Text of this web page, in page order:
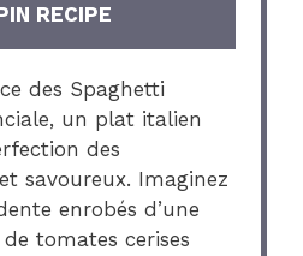
RECIPE
des Spaghetti
un plat italien
des
savoureux. Imaginez
enrobés d’une
tomates cerises